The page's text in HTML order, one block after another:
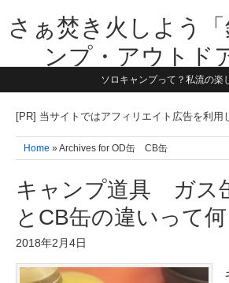
さぁ焚き火しよう
ンプ・アウトド
【テーマは子供と一緒に本気で遊ぶ】1981年
す。同じ世代のお父さんに読んで頂けたら嬉
ソロキャンプって？私流の楽
[PR] 当サイトではアフィリエイト広告を利用
Home » Archives for OD缶 CB缶
キャンプ道具 ガ
とCB缶の違いって何
2018年2月4日